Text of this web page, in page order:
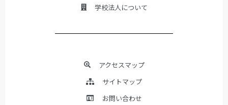
学校法人について
アクセスマップ
サイトマップ
お問い合わせ